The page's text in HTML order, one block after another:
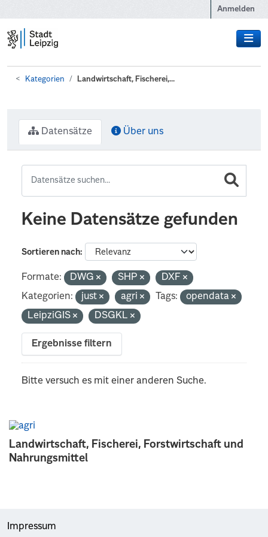
Anmelden
Kategorien Landwirtschaft, Fischerei,...
Landwirtschaft, Fischerei, Forstwirtschaft und
Nahrungsmittel
Datensätze Über uns
Keine Datensätze gefunden
Sortieren nach
Formate: DWG SHP
DXF
Kategorien:
just agri Tags:
opendata
LeipziGIS
DSGKL
Ergebnisse filtern
Bitte versuch es mit einer anderen Suche.
Impressum